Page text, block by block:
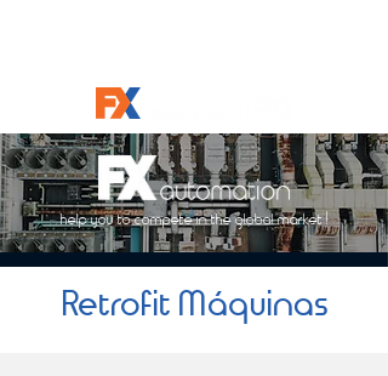
help you to compete in the global market !
Retrofit Máquinas